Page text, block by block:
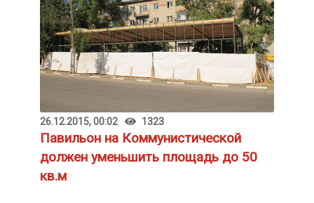
26.12.2015, 00:02 1323
Павильон на Коммунистической
должен уменьшить площадь до 50
кв.м